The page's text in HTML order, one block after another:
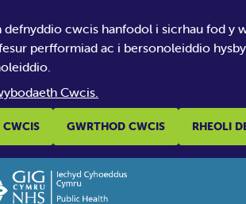
defnyddio cwcis hanfodol i sicrhau fod y
perfformiad ac i bersonoleiddio
Cwcis.
CWCIS GWRTHOD CWCIS RHEOLI